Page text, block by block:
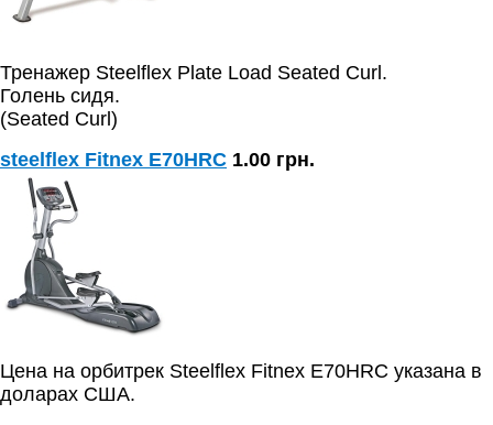
Тренажер Steelflex Plate Load Seated Curl.
Голень сидя.
(Seated Curl)
steelflex Fitnex E70HRC 1.00 грн.
Цена на орбитрек Steelflex Fitnex E70HRC указана в
доларах США.